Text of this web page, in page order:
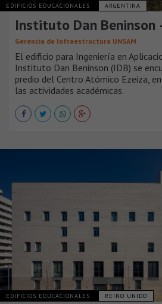
EDIFICIOS EDUCACIONALES ARGENTINA
Instituto Dan Beninson
Gerencia de Infraestructura UNSAM
El edificio para Ingeniería en
Instituto Dan Beninson (IDB) se
predio del Centro Atómico Ezeiza,
las actividades académicas.
EDIFICIOS EDUCACIONALES REINO UNIDO